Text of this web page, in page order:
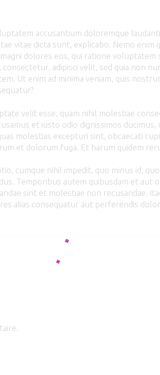
accusantium doloremque
vitae dicta sunt, explicabo. Nemo enim
dolores eos, qui ratione voluptatem
adipisci velit, sed quia non
Ut enim ad minima veniam, quis
velit esse, quam nihil molestiae
et iusto odio dignissimos ducimus,
molestias excepturi sint, obcaecati
et dolorum fuga. Et harum quidem
cumque nihil impedit, quo minus id,
Temporibus autem quibusdam et aut
sint et molestiae non recusandae.
alias consequatur aut perferendis